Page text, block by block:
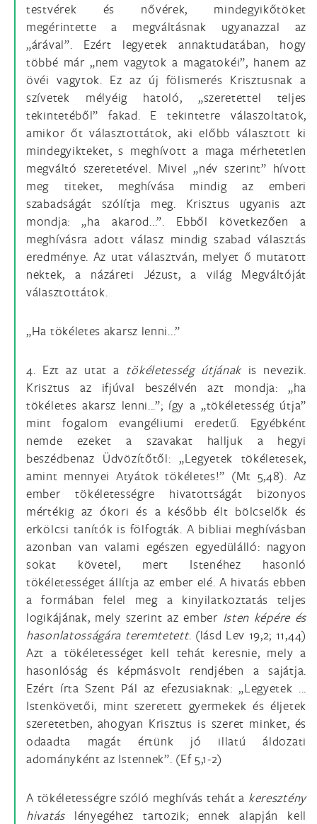
testvérek és nővérek, mindegyikőtöket
megérintette a megváltásnak ugyanazzal az
„árával”. Ezért legyetek annaktudatában, hogy
többé már „nem vagytok a magatokéi”, hanem az
övéi vagytok. Ez az új fölismerés Krisztusnak a
szívetek mélyéig hatoló, „szeretettel teljes
tekintetéből” fakad. E tekintetre válaszoltatok,
amikor őt választottátok, aki előbb választott ki
mindegyikteket, s meghívott a maga mérhetetlen
megváltó szeretetével. Mivel „név szerint” hívott
meg titeket, meghívása mindig az emberi
szabadságát szólítja meg. Krisztus ugyanis azt
mondja: „ha akarod...”. Ebből következően a
meghívásra adott válasz mindig szabad választás
eredménye. Az utat választván, melyet ő mutatott
nektek, a názáreti Jézust, a világ Megváltóját
választottátok.
„Ha tökéletes akarsz lenni...”
4. Ezt az utat a tökéletesség útjának is nevezik.
Krisztus az ifjúval beszélvén azt mondja: „ha
tökéletes akarsz lenni...”; így a „tökéletesség útja”
mint fogalom evangéliumi eredetű. Egyébként
nemde ezeket a szavakat halljuk a hegyi
beszédbenaz Üdvözítőtől: „Legyetek tökéletesek,
amint mennyei Atyátok tökéletes!” (Mt 5,48). Az
ember tökéletességre hivatottságát bizonyos
mértékig az ókori és a később élt bölcselők és
erkölcsi tanítók is fölfogták. A bibliai meghívásban
azonban van valami egészen egyedülálló: nagyon
sokat követel, mert Istenéhez hasonló
tökéletességet állítja az ember elé. A hivatás ebben
a formában felel meg a kinyilatkoztatás teljes
logikájának, mely szerint az ember Isten képére és
hasonlatosságára teremtetett. (lásd Lev 19,2; 11,44)
Azt a tökéletességet kell tehát keresnie, mely a
hasonlóság és képmásvolt rendjében a sajátja.
Ezért írta Szent Pál az efezusiaknak: „Legyetek ...
Istenkövetői, mint szeretett gyermekek és éljetek
szeretetben, ahogyan Krisztus is szeret minket, és
odaadta magát értünk jó illatú áldozati
adományként az Istennek”. (Ef 5,1-2)
A tökéletességre szóló meghívás tehát a keresztény
hivatás lényegéhez tartozik; ennek alapján kell